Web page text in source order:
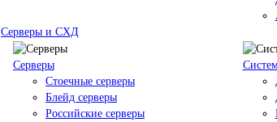
Серверы и СХД
Серверы
Стоечные серверы
Блейд серверы
Российские серверы